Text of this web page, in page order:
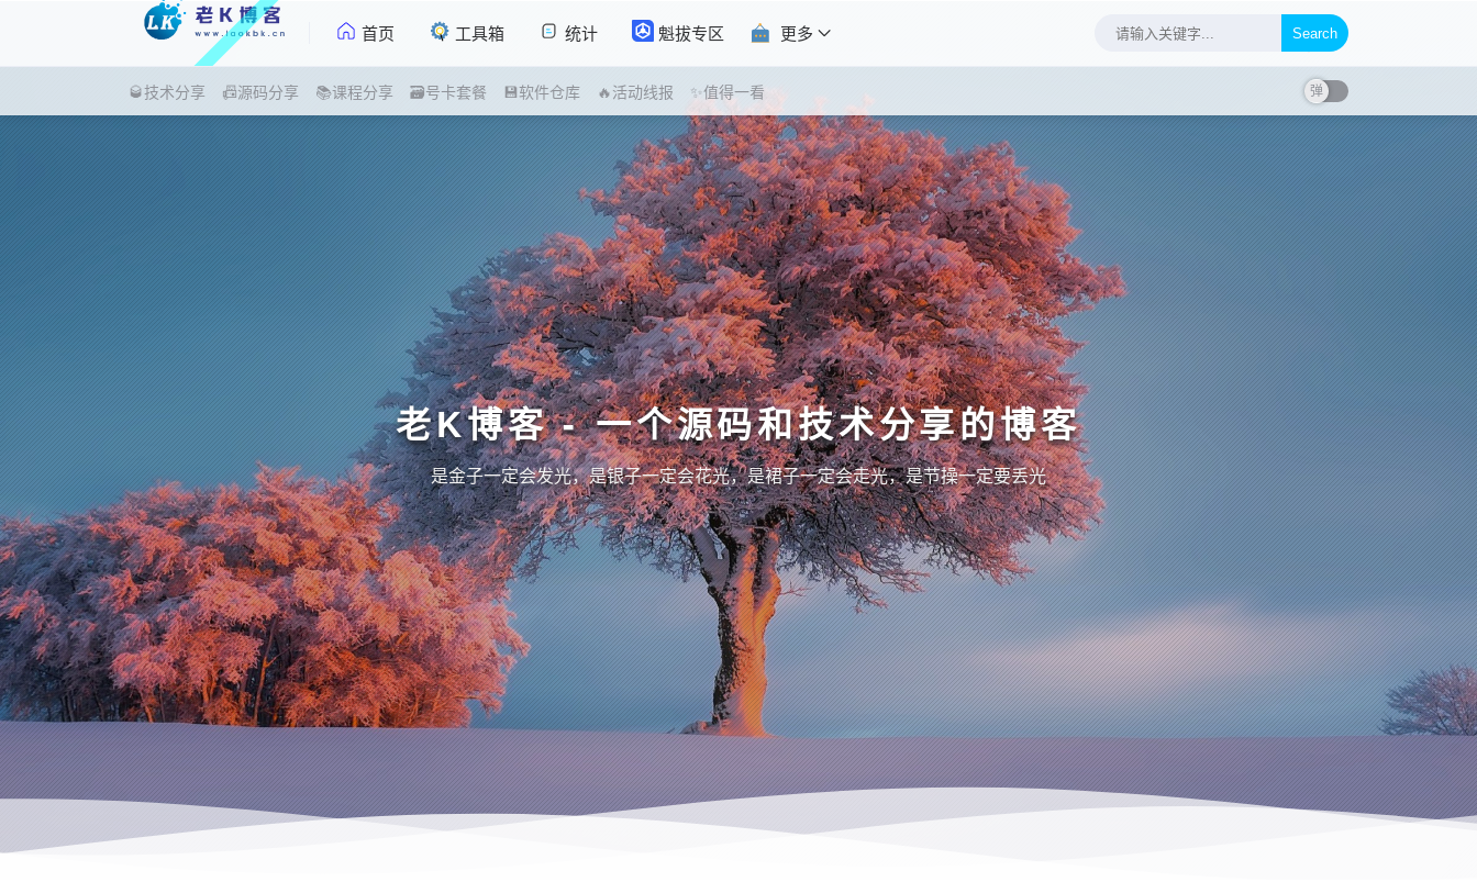
首页 工具箱 统计 魁拔专区 更多 Search
🥃技术分享 📠源码分享 📚课程分享 🗃号卡套餐 💾软件仓库 🔥活动线报 ✨值得一看
老K博客 - 一个源码和技术分享的博客
是金子一定会发光，是银子一定会花光，是裙子一定会走光，是节操一定要丢光